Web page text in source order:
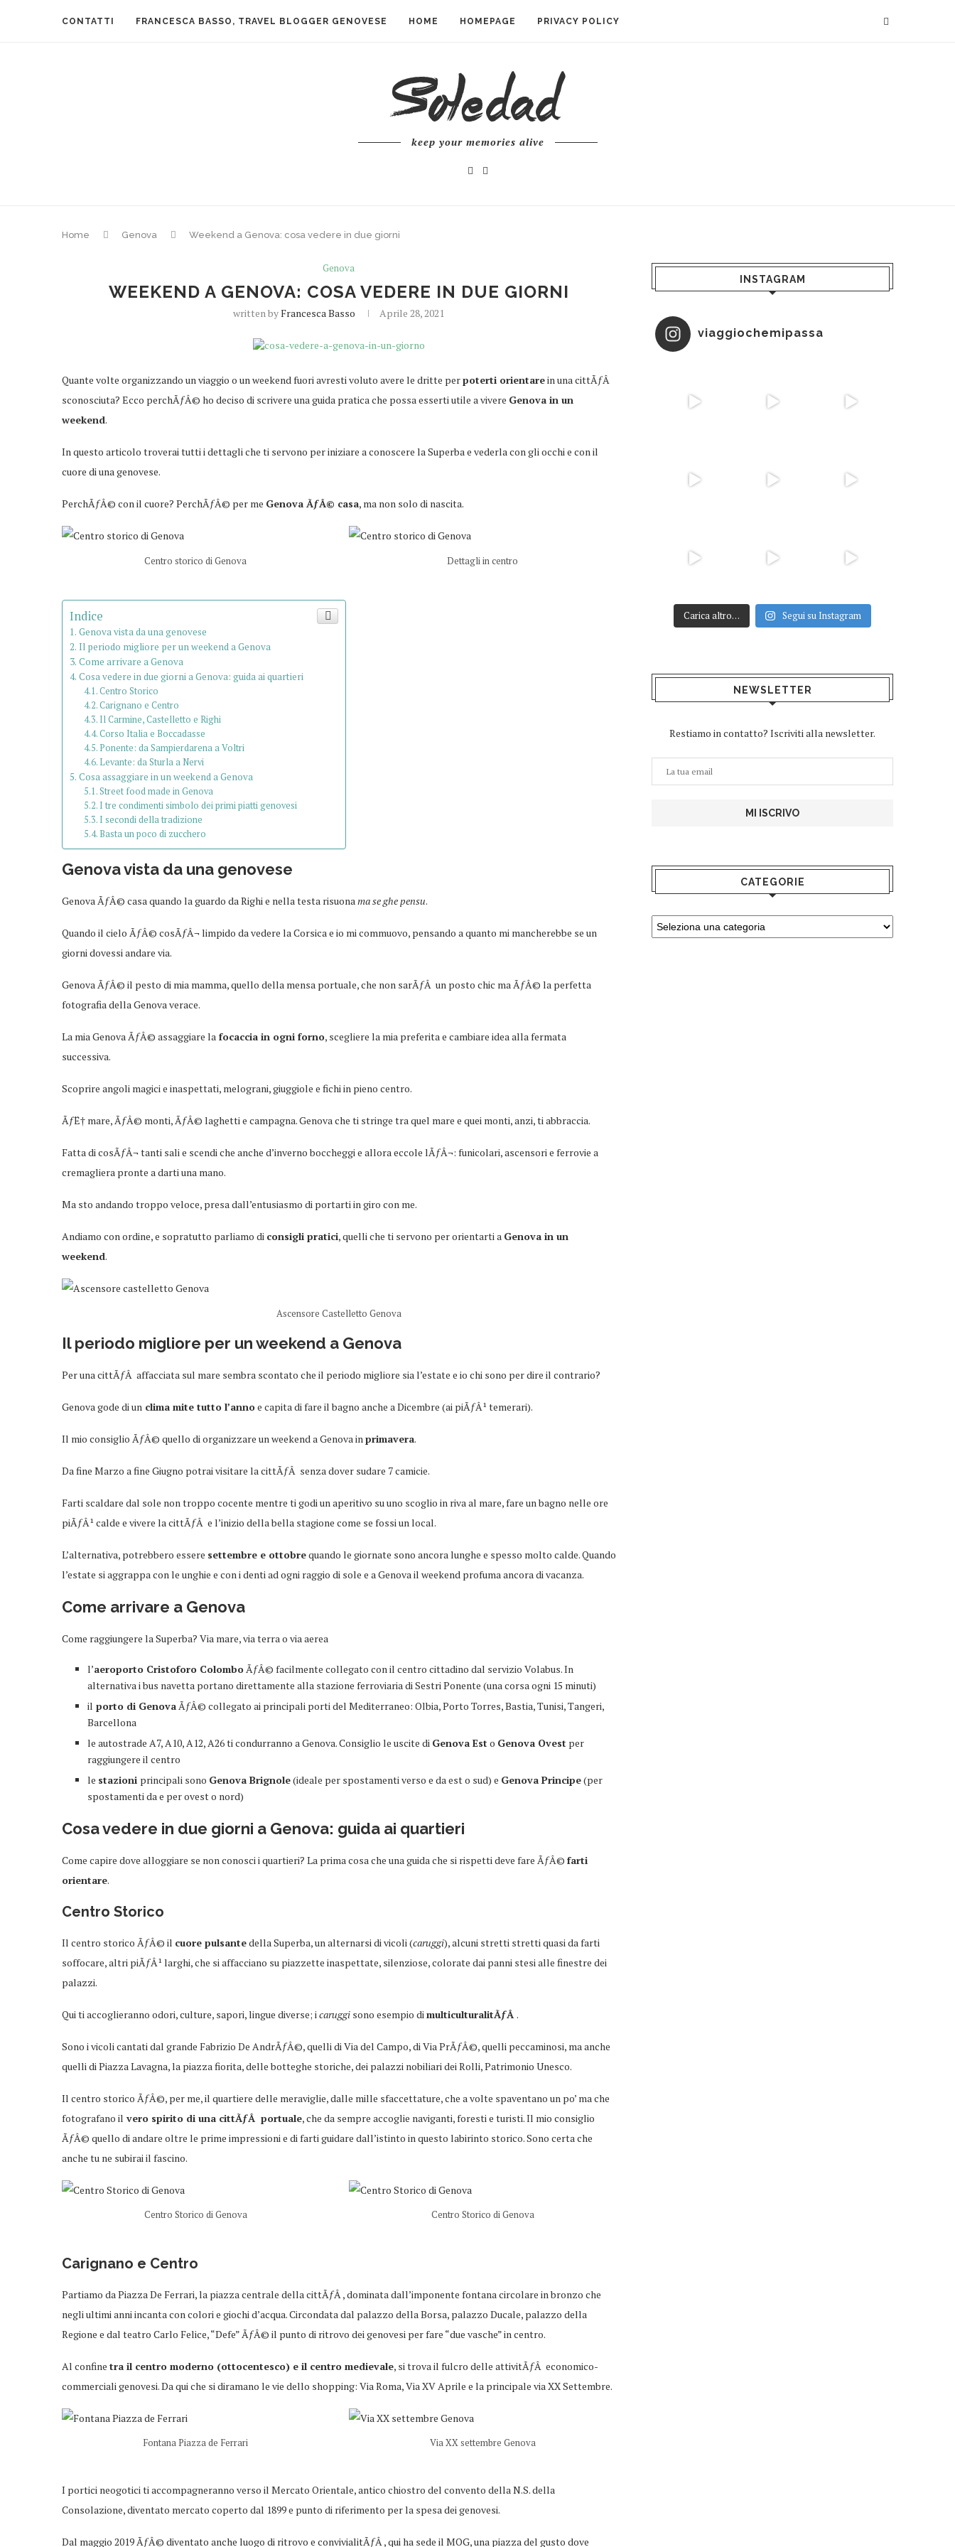
CONTATTI FRANCESCA BASSO, TRAVEL BLOGGER GENOVESE HOME HOMEPAGE PRIVACY POLICY
keep your memories alive
Home Genova Weekend a Genova: cosa vedere in due giorni
Genova
WEEKEND A GENOVA: COSA VEDERE IN DUE GIORNI
written byFrancesca Basso Aprile 28, 2021
Quante volte organizzando un viaggio o un weekend fuori avresti voluto avere le dritte perpoterti orientarein una cittÃƒÂ
sconosciuta? Ecco perchÃƒÂ© ho deciso di scrivere una guida pratica che possa esserti utile a vivere Genova in un
weekend.
In questo articolo troverai tutti i dettagli che ti servono per iniziare a conoscere la Superba e vederla con gli occhi e con il
cuore di una genovese.
PerchÃƒÂ© con il cuore? PerchÃƒÂ© per me Genova ÃƒÂ© casa, ma non solo di nascita.
Centro storico di Genova Dettagli in centro
Indice
Genova vista da una genovese
Il periodo migliore per un weekend a Genova
Come arrivare a Genova
Cosa vedere in due giorni a Genova: guida ai quartieri
Centro Storico
Carignano e Centro
Il Carmine, Castelletto e Righi
Corso Italia e Boccadasse
Ponente: da Sampierdarena a Voltri
Levante: da Sturla a Nervi
Cosa assaggiare in un weekend a Genova
Street food made in Genova
I tre condimenti simbolo dei primi piatti genovesi
I secondi della tradizione
Basta un poco di zucchero
Genova vista da una genovese
Genova ÃƒÂ© casa quando la guardo da Righi e nella testa risuonama se ghe pensu.
Quando il cielo ÃƒÂ© cosÃƒÂ¬ limpido da vedere la Corsica e io mi commuovo, pensando a quanto mi mancherebbe se un
giorni dovessi andare via.
Genova ÃƒÂ© il pesto di mia mamma, quello della mensa portuale, che non sarÃƒÂ un posto chic ma ÃƒÂ© la perfetta
fotografia della Genova verace.
La mia Genova ÃƒÂ© assaggiare la focaccia in ogni forno, scegliere la mia preferita e cambiare idea alla fermata
successiva.
Scoprire angoli magici e inaspettati, melograni, giuggiole e fichi in pieno centro.
ÃƒË† mare, ÃƒÂ© monti, ÃƒÂ© laghetti e campagna. Genova che ti stringe tra quel mare e quei monti, anzi, ti abbraccia.
Fatta di cosÃƒÂ¬ tanti sali e scendi che anche d’inverno boccheggi e allora eccole lÃƒÂ¬: funicolari, ascensori e ferrovie a
cremagliera pronte a darti una mano.
Ma sto andando troppo veloce, presa dall’entusiasmo di portarti in giro con me.
Andiamo con ordine, e sopratutto parliamo di consigli pratici, quelli che ti servono per orientarti a Genova in un
weekend.
Ascensore Castelletto Genova
Il periodo migliore per un weekend a Genova
Per una cittÃƒÂ affacciata sul mare sembra scontato che il periodo migliore sia l’estate e io chi sono per dire il contrario?
Genova gode di un clima mite tutto l’annoe capita di fare il bagno anche a Dicembre (ai piÃƒÂ¹ temerari).
Il mio consiglio ÃƒÂ© quello di organizzare un weekend a Genova in primavera.
Da fine Marzo a fine Giugno potrai visitare la cittÃƒÂ senza dover sudare 7 camicie.
Farti scaldare dal sole non troppo cocente mentre ti godi un aperitivo su uno scoglio in riva al mare, fare un bagno nelle ore
piÃƒÂ¹ calde e vivere la cittÃƒÂ e l’inizio della bella stagione come se fossi un local.
L’alternativa, potrebbero essere settembre e ottobrequando le giornate sono ancora lunghe e spesso molto calde. Quando
l’estate si aggrappa con le unghie e con i denti ad ogni raggio di sole e a Genova il weekend profuma ancora di vacanza.
Come arrivare a Genova
Come raggiungere la Superba? Via mare, via terra o via aerea
l’aeroporto Cristoforo Colombo ÃƒÂ© facilmente collegato con il centro cittadino dal servizio Volabus. In
alternativa i bus navetta portano direttamente alla stazione ferroviaria di Sestri Ponente (una corsa ogni 15 minuti)
il porto di Genova ÃƒÂ© collegato ai principali porti del Mediterraneo: Olbia, Porto Torres, Bastia, Tunisi, Tangeri,
Barcellona
le autostrade A7, A10, A12, A26 ti condurranno a Genova. Consiglio le uscite di Genova Est o Genova Ovest per
raggiungere il centro
le stazioni principali sono Genova Brignole(ideale per spostamenti verso e da est o sud) e Genova Principe(per
spostamenti da e per ovest o nord)
Cosa vedere in due giorni a Genova: guida ai quartieri
Come capire dove alloggiare se non conosci i quartieri? La prima cosa che una guida che si rispetti deve fare ÃƒÂ© farti
orientare.
Centro Storico
Il centro storico ÃƒÂ© il cuore pulsantedella Superba, un alternarsi di vicoli (caruggi), alcuni stretti stretti quasi da farti
soffocare, altri piÃƒÂ¹ larghi, che si affacciano su piazzette inaspettate, silenziose, colorate dai panni stesi alle finestre dei
palazzi.
Qui ti accoglieranno odori, culture, sapori, lingue diverse; i caruggi sono esempio di multiculturalitÃƒÂ .
Sono i vicoli cantati dal grande Fabrizio De AndrÃƒÂ©, quelli di Via del Campo, di Via PrÃƒÂ©, quelli peccaminosi, ma anche
quelli di Piazza Lavagna, la piazza fiorita, delle botteghe storiche, dei palazzi nobiliari dei Rolli, Patrimonio Unesco.
Il centro storico ÃƒÂ©, per me, il quartiere delle meraviglie, dalle mille sfaccettature, che a volte spaventano un po’ ma che
fotografano il vero spirito di una cittÃƒÂ portuale, che da sempre accoglie naviganti, foresti e turisti. Il mio consiglio
ÃƒÂ© quello di andare oltre le prime impressioni e di farti guidare dall’istinto in questo labirinto storico. Sono certa che
anche tu ne subirai il fascino.
Centro Storico di Genova Centro Storico di Genova
Carignano e Centro
Partiamo da Piazza De Ferrari, la piazza centrale della cittÃƒÂ , dominata dall’imponente fontana circolare in bronzo che
negli ultimi anni incanta con colori e giochi d’acqua. Circondata dal palazzo della Borsa, palazzo Ducale, palazzo della
Regione e dal teatro Carlo Felice, “Defe” ÃƒÂ© il punto di ritrovo dei genovesi per fare “due vasche” in centro.
Al confine tra il centro moderno (ottocentesco) e il centro medievale, si trova il fulcro delle attivitÃƒÂ economico-
commerciali genovesi. Da qui che si diramano le vie dello shopping: Via Roma, Via XV Aprile e la principale via XX Settembre.
Fontana Piazza de Ferrari Via XX settembre Genova
I portici neogotici ti accompagneranno verso il Mercato Orientale, antico chiostro del convento della N.S. della
Consolazione, diventato mercato coperto dal 1899 e punto di riferimento per la spesa dei genovesi.
Dal maggio 2019 ÃƒÂ© diventato anche luogo di ritrovo e convivialitÃƒÂ , qui ha sede il MOG, una piazza del gusto dove
INSTAGRAM
viaggiochemipassa
Carica altro… Segui su Instagram
NEWSLETTER
Restiamo in contatto? Iscriviti alla newsletter.
CATEGORIE